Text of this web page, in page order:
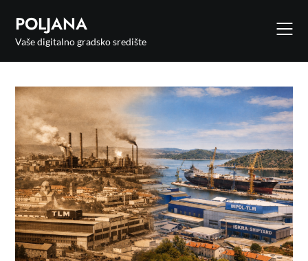
POLJANA
Vaše digitalno gradsko središte